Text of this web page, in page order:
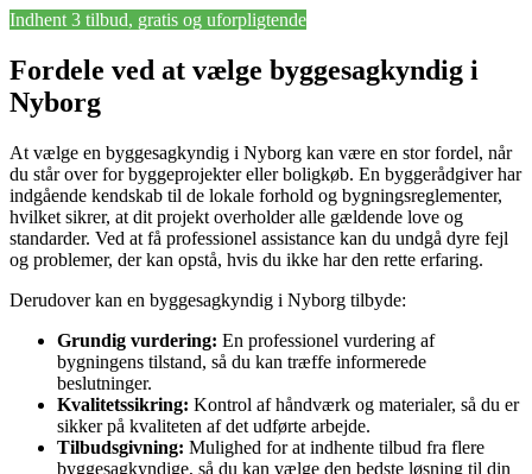
Indhent 3 tilbud, gratis og uforpligtende
Fordele ved at vælge byggesagkyndig i
Nyborg
At vælge en byggesagkyndig i Nyborg kan være en stor fordel, når
du står over for byggeprojekter eller boligkøb. En byggerådgiver har
indgående kendskab til de lokale forhold og bygningsreglementer,
hvilket sikrer, at dit projekt overholder alle gældende love og
standarder. Ved at få professionel assistance kan du undgå dyre fejl
og problemer, der kan opstå, hvis du ikke har den rette erfaring.
Derudover kan en byggesagkyndig i Nyborg tilbyde:
Grundig vurdering: En professionel vurdering af
bygningens tilstand, så du kan træffe informerede
beslutninger.
Kvalitetssikring: Kontrol af håndværk og materialer, så du er
sikker på kvaliteten af det udførte arbejde.
Tilbudsgivning: Mulighed for at indhente tilbud fra flere
byggesagkyndige, så du kan vælge den bedste løsning til din